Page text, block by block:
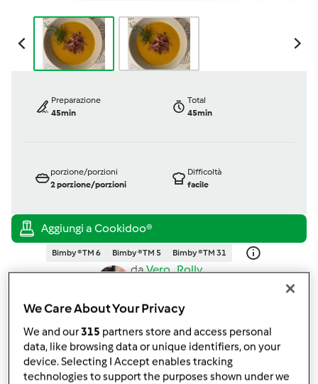
Preparazione
45min
Total
45min
porzione/porzioni
2porzione/porzioni
Difficoltà
facile
Bimby ® TM 6 Bimby ® TM 5 Bimby ® TM 31
daVero_Rolly
Aggiungi alle mie raccolte
condividi la ricetta
Crea variante
We Care About Your Privacy
We and our315 partners store and access personal
data, like browsing data or unique identifiers, on your
device. Selecting I Accept enables tracking
technologies to support the purposes shown under we